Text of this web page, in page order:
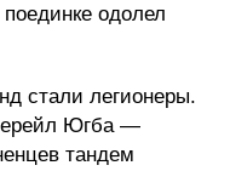
одолел
стали легионеры.
Югба —
тандем